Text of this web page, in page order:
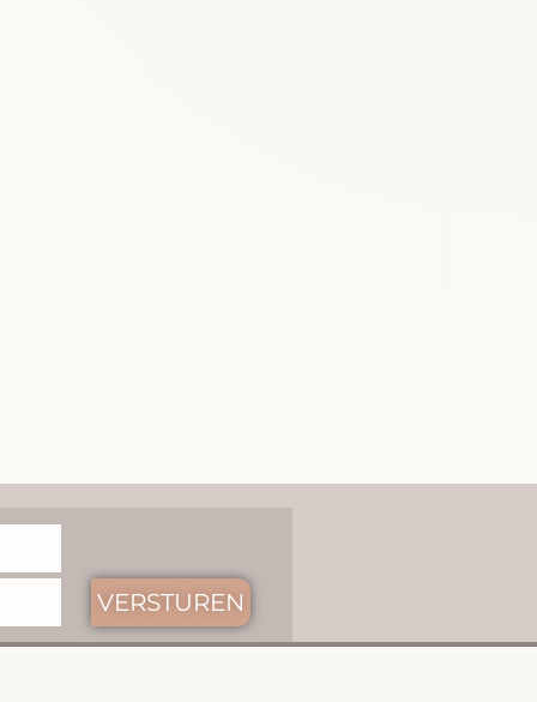
VERSTUREN